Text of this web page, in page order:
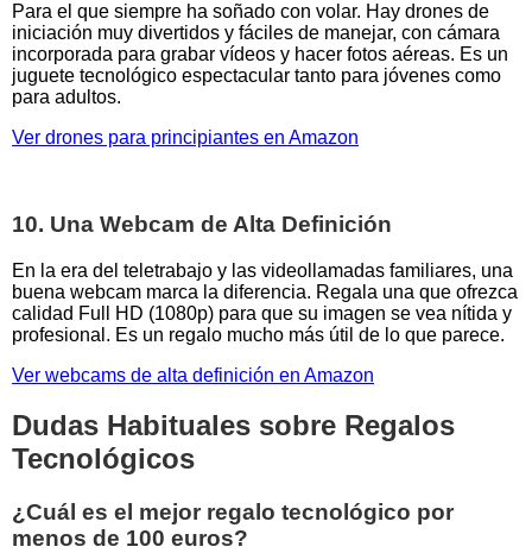
Para el que siempre ha soñado con volar. Hay drones de
iniciación muy divertidos y fáciles de manejar, con cámara
incorporada para grabar vídeos y hacer fotos aéreas. Es un
juguete tecnológico espectacular tanto para jóvenes como
para adultos.
Ver drones para principiantes en Amazon
10. Una Webcam de Alta Definición
En la era del teletrabajo y las videollamadas familiares, una
buena webcam marca la diferencia. Regala una que ofrezca
calidad Full HD (1080p) para que su imagen se vea nítida y
profesional. Es un regalo mucho más útil de lo que parece.
Ver webcams de alta definición en Amazon
Dudas Habituales sobre Regalos
Tecnológicos
¿Cuál es el mejor regalo tecnológico por
menos de 100 euros?